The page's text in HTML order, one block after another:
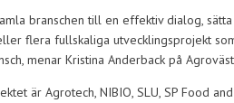
branschen till en effektiv dialog,
flera fullskaliga utvecklingsprojekt
menar Kristina Anderback på
är Agrotech, NIBIO, SLU, SP Food